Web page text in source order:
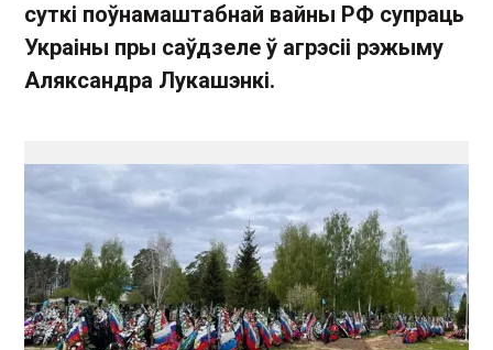
суткі поўнамаштабнай вайны РФ супраць
Украіны пры саўдзеле ў агрэсіі рэжыму
Аляксандра Лукашэнкі.